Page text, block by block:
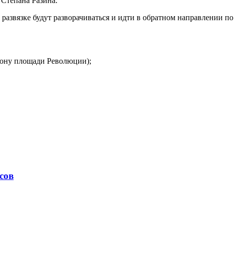
будут разворачиваться и идти в обратном направлении по
площади Революции);